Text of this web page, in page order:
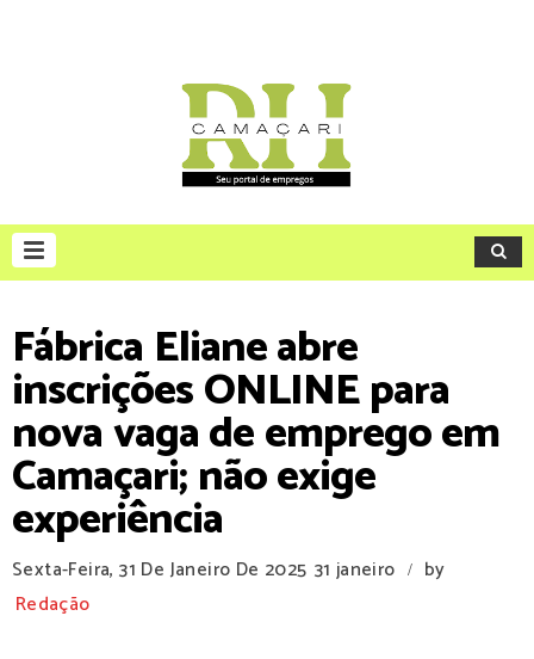
Fábrica Eliane abre
inscrições ONLINE para
nova vaga de emprego em
Camaçari; não exige
experiência
Sexta-Feira, 31 De Janeiro De 2025 31 janeiro /
by
Redação